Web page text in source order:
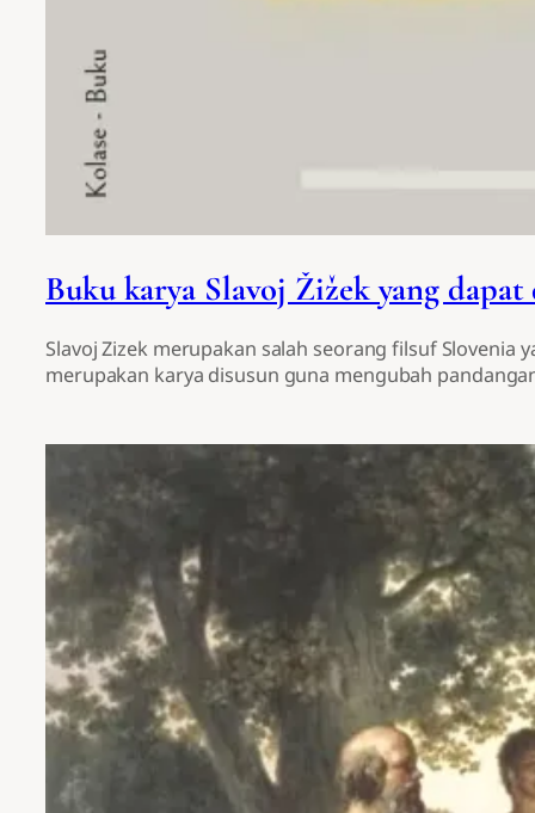
Buku karya Slavoj Žižek yang dapat
Slavoj Zizek merupakan salah seorang filsuf
merupakan karya disusun guna mengubah